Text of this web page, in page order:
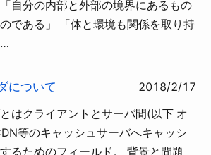
自分の内部と外部の境界にあるもの
である」 「体と環境も関係を取り持
について 2018/2/17
はクライアントとサーバ間(以下 オ
等のキャッシュサーバへキャッシ
るためのフィールド。 背景と問題